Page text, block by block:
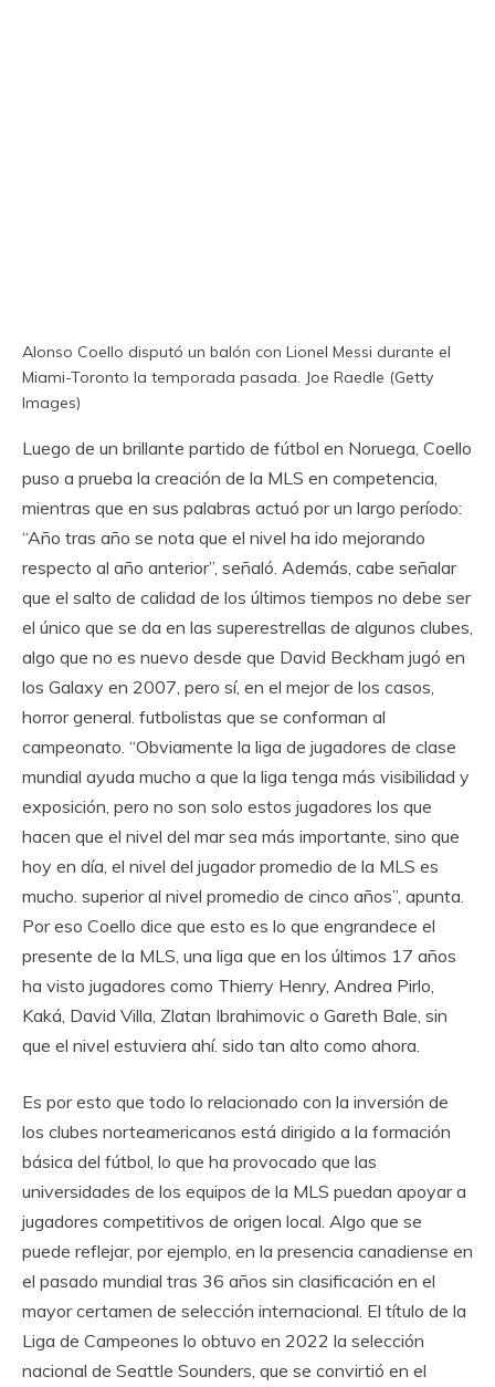
Alonso Coello disputó un balón con Lionel Messi durante el
Miami-Toronto la temporada pasada. Joe Raedle (Getty
Images)
Luego de un brillante partido de fútbol en Noruega, Coello
puso a prueba la creación de la MLS en competencia,
mientras que en sus palabras actuó por un largo período:
“Año tras año se nota que el nivel ha ido mejorando
respecto al año anterior”, señaló. Además, cabe señalar
que el salto de calidad de los últimos tiempos no debe ser
el único que se da en las superestrellas de algunos clubes,
algo que no es nuevo desde que David Beckham jugó en
los Galaxy en 2007, pero sí, en el mejor de los casos,
horror general. futbolistas que se conforman al
campeonato. “Obviamente la liga de jugadores de clase
mundial ayuda mucho a que la liga tenga más visibilidad y
exposición, pero no son solo estos jugadores los que
hacen que el nivel del mar sea más importante, sino que
hoy en día, el nivel del jugador promedio de la MLS es
mucho. superior al nivel promedio de cinco años”, apunta.
Por eso Coello dice que esto es lo que engrandece el
presente de la MLS, una liga que en los últimos 17 años
ha visto jugadores como Thierry Henry, Andrea Pirlo,
Kaká, David Villa, Zlatan Ibrahimovic o Gareth Bale, sin
que el nivel estuviera ahí. sido tan alto como ahora.
Es por esto que todo lo relacionado con la inversión de
los clubes norteamericanos está dirigido a la formación
básica del fútbol, ​​lo que ha provocado que las
universidades de los equipos de la MLS puedan apoyar a
jugadores competitivos de origen local. Algo que se
puede reflejar, por ejemplo, en la presencia canadiense en
el pasado mundial tras 36 años sin clasificación en el
mayor certamen de selección internacional. El título de la
Liga de Campeones lo obtuvo en 2022 la selección
nacional de Seattle Sounders, que se convirtió en el